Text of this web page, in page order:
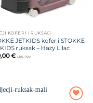
KOFERI I RUKSACI
JETKIDS kofer i STOKKE
ruksak – Hazy Lilac
€ uklj. PDV